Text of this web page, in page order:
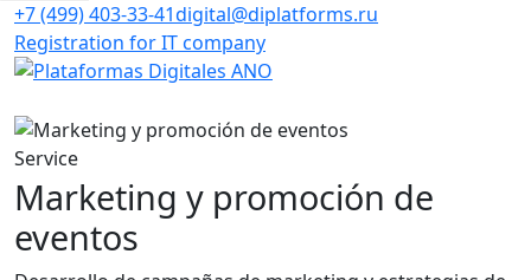
+7 (499) 403-33-41digital@diplatforms.ru
Registration for IT company
Service
Marketing y promoción de
eventos